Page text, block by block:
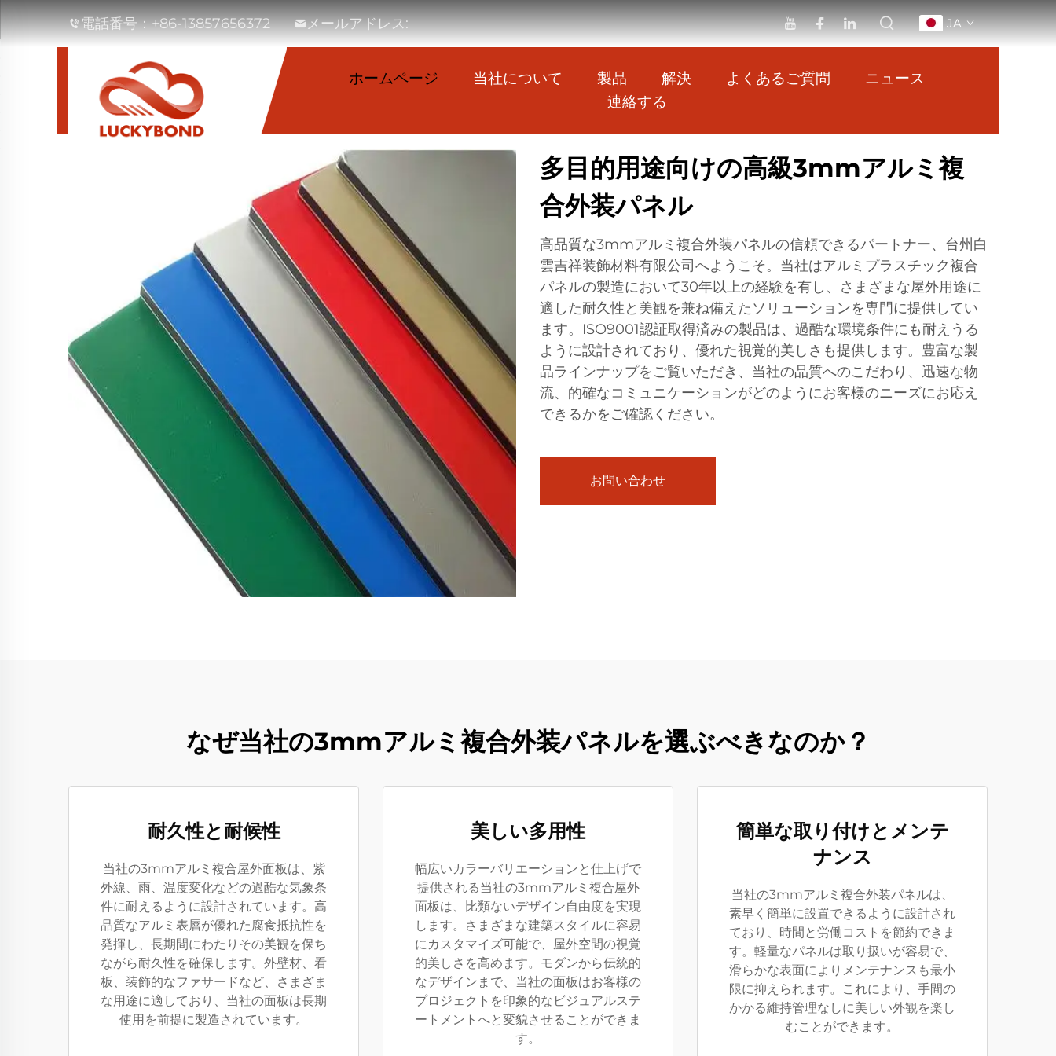
電話番号：+86-13857656372 メールアドレス: JA
ホームページ 当社について 製品 解決 よくあるご質問
ニュース
連絡する
多目的用途向けの高級3mmアルミ複
合外装パネル
高品質な3mmアルミ複合外装パネルの信頼できるパートナー、台州白
雲吉祥装飾材料有限公司へようこそ。当社はアルミプラスチック複合
パネルの製造において30年以上の経験を有し、さまざまな屋外用途に
適した耐久性と美観を兼ね備えたソリューションを専門に提供してい
ます。ISO9001認証取得済みの製品は、過酷な環境条件にも耐えうる
ように設計されており、優れた視覚的美しさも提供します。豊富な製
品ラインナップをご覧いただき、当社の品質へのこだわり、迅速な物
流、的確なコミュニケーションがどのようにお客様のニーズにお応え
できるかをご確認ください。
お問い合わせ
なぜ当社の3mmアルミ複合外装パネルを選ぶべきなのか？
耐久性と耐候性
当社の3mmアルミ複合屋外面板は、紫
外線、雨、温度変化などの過酷な気象条
件に耐えるように設計されています。高
品質なアルミ表層が優れた腐食抵抗性を
発揮し、長期間にわたりその美観を保ち
ながら耐久性を確保します。外壁材、看
板、装飾的なファサードなど、さまざま
な用途に適しており、当社の面板は長期
使用を前提に製造されています。
美しい多用性
幅広いカラーバリエーションと仕上げで
提供される当社の3mmアルミ複合屋外
面板は、比類ないデザイン自由度を実現
します。さまざまな建築スタイルに容易
にカスタマイズ可能で、屋外空間の視覚
的美しさを高めます。モダンから伝統的
なデザインまで、当社の面板はお客様の
プロジェクトを印象的なビジュアルステ
ートメントへと変貌させることができま
す。
簡単な取り付けとメンテ
ナンス
当社の3mmアルミ複合外装パネルは、
素早く簡単に設置できるように設計され
ており、時間と労働コストを節約できま
す。軽量なパネルは取り扱いが容易で、
滑らかな表面によりメンテナンスも最小
限に抑えられます。これにより、手間の
かかる維持管理なしに美しい外観を楽し
むことができます。